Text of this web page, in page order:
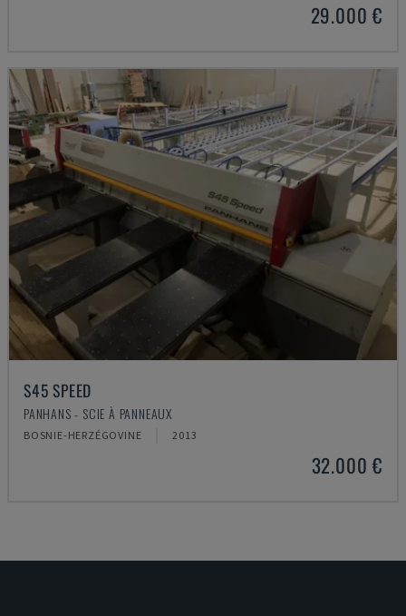
29.000 €
S45 SPEED
PANHANS - SCIE À PANNEAUX
BOSNIE-HERZÉGOVINE 2013
32.000 €